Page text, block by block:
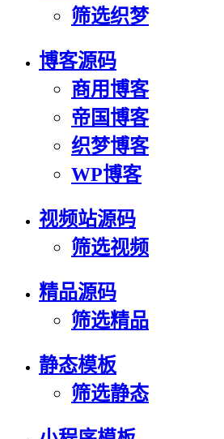
筛选织梦
博客源码
商用博客
帝国博客
织梦博客
WP博客
视频站源码
筛选视频
精品源码
筛选精品
静态模板
筛选静态